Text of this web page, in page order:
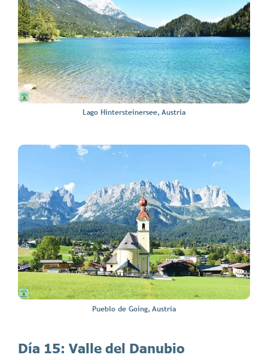
Lago Hintersteinersee, Austria
Pueblo de Going, Austria
Día 15: Valle del Danubio